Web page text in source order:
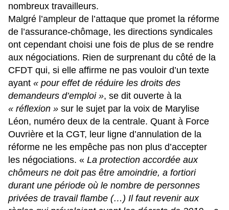
nombreux travailleurs.
Malgré l’ampleur de l’attaque que promet la réforme
de l’assurance-chômage, les directions syndicales
ont cependant choisi une fois de plus de se rendre
aux négociations. Rien de surprenant du côté de la
CFDT qui, si elle affirme ne pas vouloir d’un texte
ayant « pour effet de réduire les droits des
demandeurs d’emploi », se dit ouverte à la
« réflexion » sur le sujet par la voix de Marylise
Léon, numéro deux de la centrale. Quant à Force
Ouvrière et la CGT, leur ligne d’annulation de la
réforme ne les empêche pas non plus d’accepter
les négociations. « La protection accordée aux
chômeurs ne doit pas être amoindrie, a fortiori
durant une période où le nombre de personnes
privées de travail flambe (…) Il faut revenir aux